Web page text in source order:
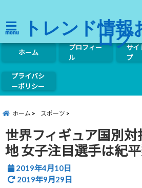
menu トレンド情報
ログ
ホーム
プロフィー
ル
サイ
プ
プライバシ
ーポリシー
ホーム スポーツ
世界フィギュア国別
地 女子注目選手は紀
2019年4月10日
2019年9月29日